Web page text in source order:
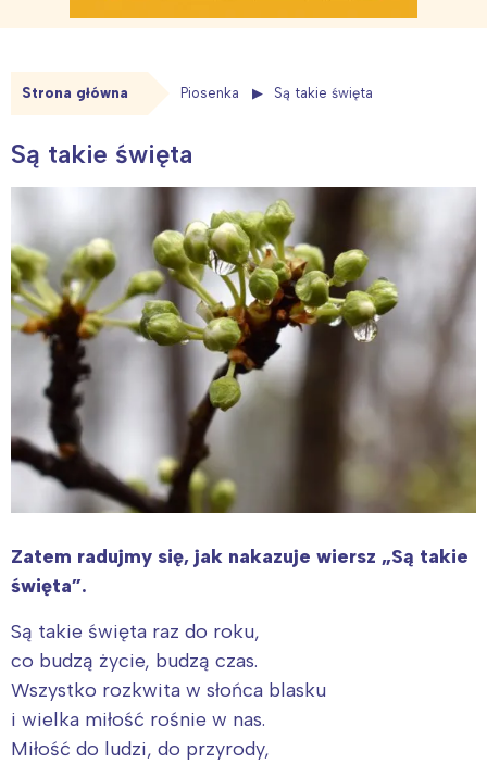
Strona główna Piosenka Są takie święta
Są takie święta
Zatem radujmy się, jak nakazuje wiersz „Są takie
święta”.
Są takie święta raz do roku,
co budzą życie, budzą czas.
Wszystko rozkwita w słońca blasku
i wielka miłość rośnie w nas.
Miłość do ludzi, do przyrody,